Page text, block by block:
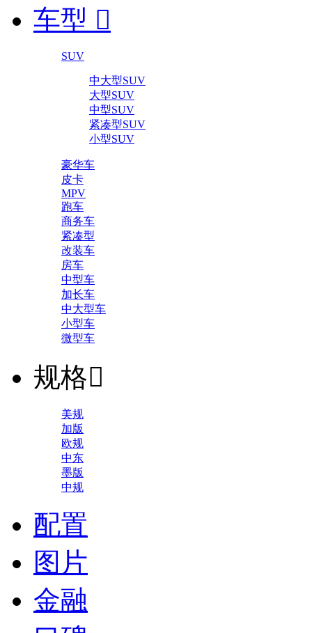
车型 
SUV
中大型SUV
大型SUV
中型SUV
紧凑型SUV
小型SUV
豪华车
皮卡
MPV
跑车
商务车
紧凑型
改装车
房车
中型车
加长车
中大型车
小型车
微型车
规格
美规
加版
欧规
中东
墨版
中规
配置
图片
金融